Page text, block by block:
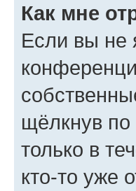
Как мне
Если вы не
щёлкнув по
только в
кто-то уже